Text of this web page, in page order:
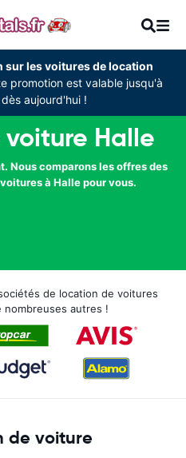
sur les voitures de location
promotion est valable jusqu'à
aujourd'hui !
Halle
Nous comparons les offres des
à Halle pour vous.
de location de voitures
nombreuses autres !
de voiture